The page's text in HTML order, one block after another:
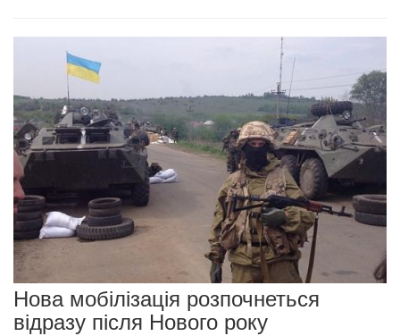
Нова мобілізація розпочнеться
відразу після Нового року